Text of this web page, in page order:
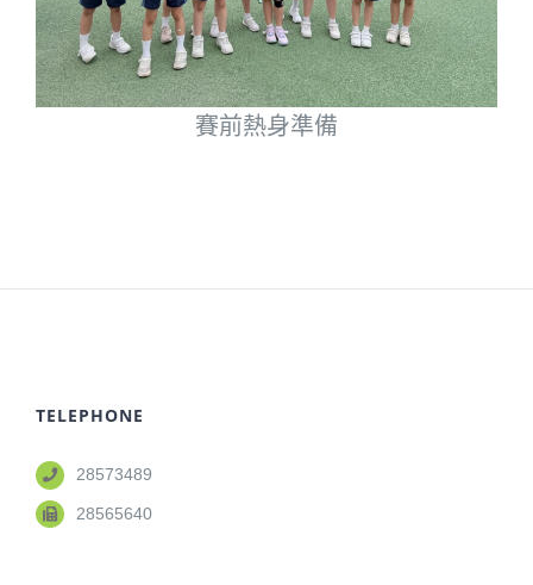
賽前熱身準備
TELEPHONE
28573489
28565640